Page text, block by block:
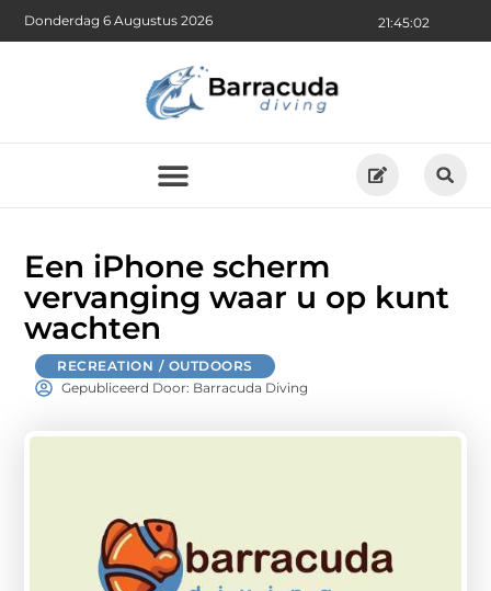
21:45:03
Donderdag 6 Augustus 2026
Een iPhone scherm
vervanging waar u op kunt
wachten
RECREATION / OUTDOORS
Gepubliceerd Door: Barracuda Diving